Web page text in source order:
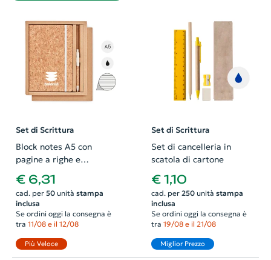
Set di Scrittura
Block notes A5 con
pagine a righe e
copertina e penna con
refill nero in sughero in
scatola regalo
€ 6,31
cad. per 50unità stampa
inclusa
Se ordini oggi la consegna è
tra 11/08 e il 12/08
Più Veloce
Set di Scrittura
Set di cancelleria in
scatola di cartone
€ 1,10
cad. per 250unità stampa
inclusa
Se ordini oggi la consegna è
tra 19/08 e il 21/08
Miglior Prezzo